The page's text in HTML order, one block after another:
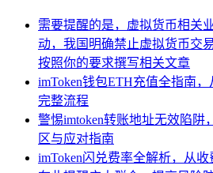
需要提醒的是，虚拟货币相关
动，我国明确禁止虚拟货币交
按照你的要求撰写相关文章
imToken钱包ETH充值全指南
完整流程
警惕imtoken转账地址无效陷阱
区与应对指南
imToken闪兑费率全解析，从